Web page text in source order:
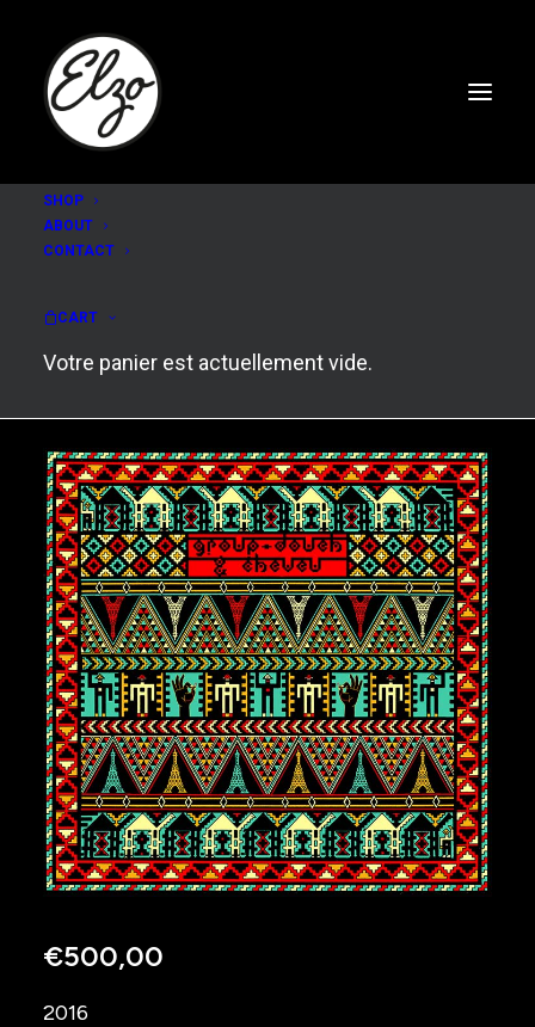
SHOP
ABOUT
CONTACT
CART
Votre panier est actuellement vide.
Group Doueh & Cheveu
€500,00
2016